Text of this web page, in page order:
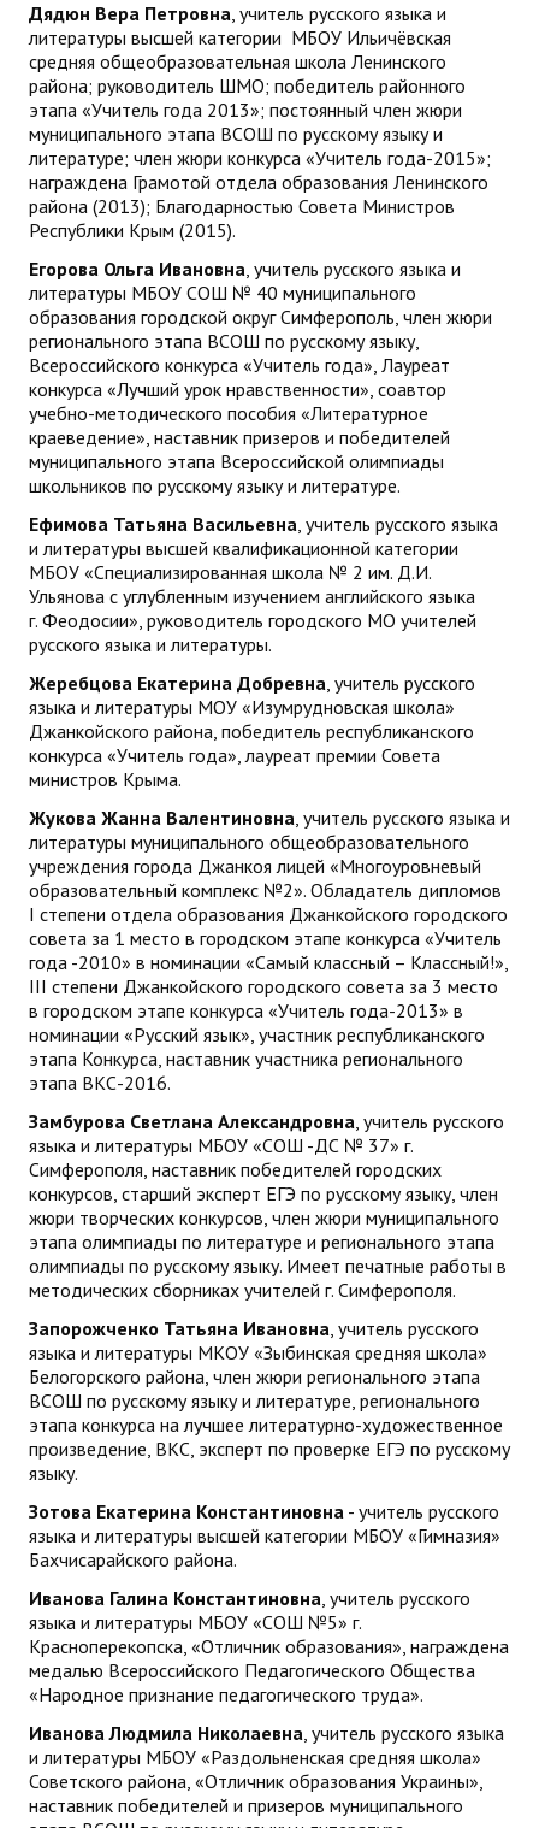
Дядюн Вера Петровна, учитель русского языка и
литературы высшей категории МБОУ Ильичёвская
средняя общеобразовательная школа Ленинского
района; руководитель ШМО; победитель районного
этапа «Учитель года 2013»; постоянный член жюри
муниципального этапа ВСОШ по русскому языку и
литературе; член жюри конкурса «Учитель года-2015»;
награждена Грамотой отдела образования Ленинского
района (2013); Благодарностью Совета Министров
Республики Крым (2015).
Егорова Ольга Ивановна, учитель русского языка и
литературы МБОУ СОШ № 40 муниципального
образования городской округ Симферополь, член жюри
регионального этапа ВСОШ по русскому языку,
Всероссийского конкурса «Учитель года», Лауреат
конкурса «Лучший урок нравственности», соавтор
учебно-методического пособия «Литературное
краеведение», наставник призеров и победителей
муниципального этапа Всероссийской олимпиады
школьников по русскому языку и литературе.
Ефимова Татьяна Васильевна, учитель русского языка
и литературы высшей квалификационной категории
МБОУ «Специализированная школа № 2 им. Д.И.
Ульянова с углубленным изучением английского языка
г. Феодосии», руководитель городского МО учителей
русского языка и литературы.
Жеребцова Екатерина Добревна, учитель русского
языка и литературы МОУ «Изумрудновская школа»
Джанкойского района, победитель республиканского
конкурса «Учитель года», лауреат премии Совета
министров Крыма.
Жукова Жанна Валентиновна, учитель русского языка и
литературы муниципального общеобразовательного
учреждения города Джанкоя лицей «Многоуровневый
образовательный комплекс №2». Обладатель дипломов
I степени отдела образования Джанкойского городского
совета за 1 место в городском этапе конкурса «Учитель
года -2010» в номинации «Самый классный – Классный!»,
III степени Джанкойского городского совета за 3 место
в городском этапе конкурса «Учитель года-2013» в
номинации «Русский язык», участник республиканского
этапа Конкурса, наставник участника регионального
этапа ВКС-2016.
Замбурова Светлана Александровна, учитель русского
языка и литературы МБОУ «СОШ -ДС № 37» г.
Симферополя, наставник победителей городских
конкурсов, старший эксперт ЕГЭ по русскому языку, член
жюри творческих конкурсов, член жюри муниципального
этапа олимпиады по литературе и регионального этапа
олимпиады по русскому языку. Имеет печатные работы в
методических сборниках учителей г. Симферополя.
Запорожченко Татьяна Ивановна, учитель русского
языка и литературы МКОУ «Зыбинская средняя школа»
Белогорского района, член жюри регионального этапа
ВСОШ по русскому языку и литературе, регионального
этапа конкурса на лучшее литературно-художественное
произведение, ВКС, эксперт по проверке ЕГЭ по русскому
языку.
Зотова Екатерина Константиновна - учитель русского
языка и литературы высшей категории МБОУ «Гимназия»
Бахчисарайского района.
Иванова Галина Константиновна, учитель русского
языка и литературы МБОУ «СОШ №5» г.
Красноперекопска, «Отличник образования», награждена
медалью Всероссийского Педагогического Общества
«Народное признание педагогического труда».
Иванова Людмила Николаевна, учитель русского языка
и литературы МБОУ «Раздольненская средняя школа»
Советского района, «Отличник образования Украины»,
наставник победителей и призеров муниципального